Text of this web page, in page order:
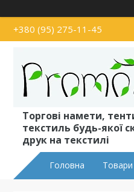
+380 (95) 275-11-45
Торгові намети,
текстиль будь-якої
друк на текстилі
Головна Товари